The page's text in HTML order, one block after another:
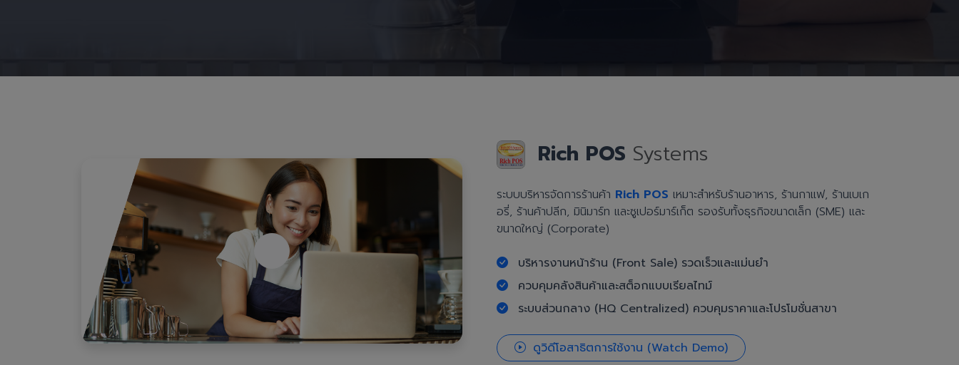
Rich POS Systems
ระบบบริหารจัดการร้านค้า Rich POS เหมาะสำหรับร้านอาหาร, ร้านกาแฟ, ร้านเบเก
อรี่, ร้านค้าปลีก, มินิมาร์ท และซูเปอร์มาร์เก็ต รองรับทั้งธุรกิจขนาดเล็ก (SME) และ
ขนาดใหญ่ (Corporate)
บริหารงานหน้าร้าน (Front Sale) รวดเร็วและแม่นยำ
ควบคุมคลังสินค้าและสต็อกแบบเรียลไทม์
ระบบส่วนกลาง (HQ Centralized) ควบคุมราคาและโปรโมชั่นสาขา
ดูวิดีโอสาธิตการใช้งาน (Watch Demo)